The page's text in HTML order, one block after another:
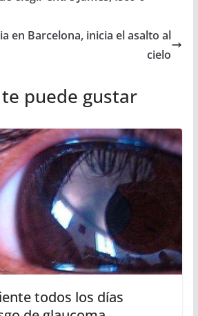
en Barcelona, inicia el asalto al
cielo
puede gustar
todos los días